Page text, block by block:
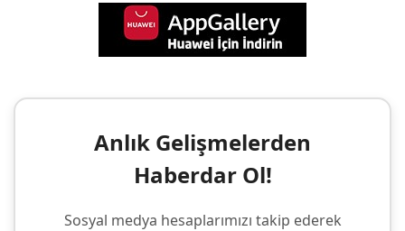
Anlık Gelişmelerden
Haberdar Ol!
Sosyal medya hesaplarımızı takip ederek